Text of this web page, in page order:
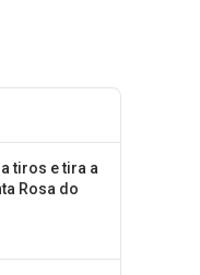
tiros e tira a
Rosa do